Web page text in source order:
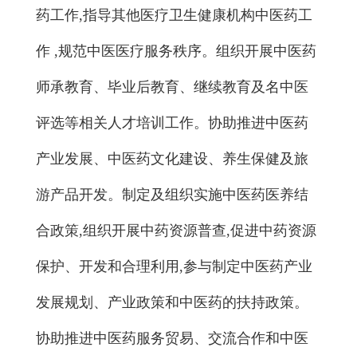
药工作,指导其他医疗卫生健康机构中医药工
作 ,规范中医医疗服务秩序。组织开展中医药
师承教育、毕业后教育、继续教育及名中医
评选等相关人才培训工作。协助推进中医药
产业发展、中医药文化建设、养生保健及旅
游产品开发。制定及组织实施中医药医养结
合政策,组织开展中药资源普查,促进中药资源
保护、开发和合理利用,参与制定中医药产业
发展规划、产业政策和中医药的扶持政策。
协助推进中医药服务贸易、交流合作和中医